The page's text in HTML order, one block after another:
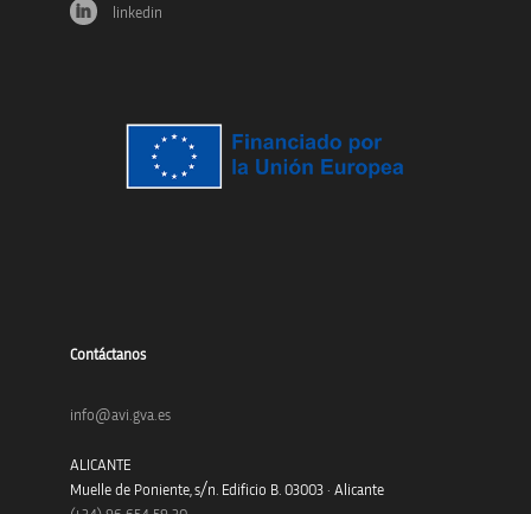
linkedin
Contáctanos
info@avi.gva.es
ALICANTE
Muelle de Poniente, s/n. Edificio B. 03003 · Alicante